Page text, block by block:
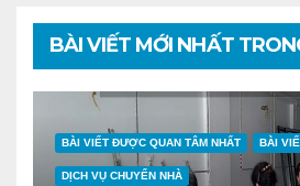
BÀI VIẾT MỚI NHẤT
BÀI VIẾT ĐƯỢC QUAN TÂM NHẤT BÀI
DỊCH VỤ CHUYỂN NHÀ